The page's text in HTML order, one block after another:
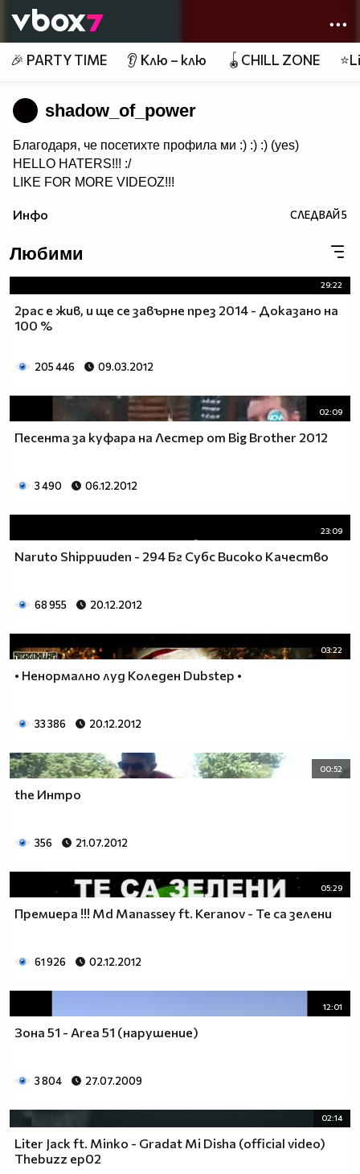
👾
🎉 PARTY TIME 👂 Клю – клю 🪀CHILL ZONE
shadow_of_power
Благодаря, че посетихте профила ми :) :) :) (yes)
HELLO HATERS!!! :/
LIKE FOR MORE VIDEOZ!!!
Инфо СЛЕДВАЙ5
Любими
29:22
2pac е жив, и ще се завърне през 2014 - Доказано на
100 %
205 446 09.03.2012
02:09
Песента за куфара на Лестер от Big Brother 2012
3 490 06.12.2012
23:09
Naruto Shippuuden - 294 Бг Субс Високо Качество
68 955 20.12.2012
03:22
• Ненормално луд Коледен Dubstep •
33 386 20.12.2012
00:52
the Интро
356 21.07.2012
05:29
Премиера !!! Md Manassey ft. Keranov - Те са зелени
61 926 02.12.2012
12:01
Зона 51 - Area 51 (нарушение)
3 804 27.07.2009
02:14
Liter Jack ft. Minko - Gradat Mi Disha (official video)
Thebuzz ep02